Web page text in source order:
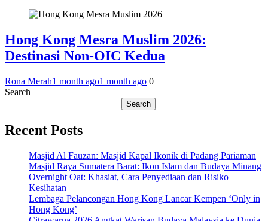
Hong Kong Mesra Muslim 2026:
Destinasi Non-OIC Kedua
Rona Merah1 month ago1 month ago 0
Search
Search
Recent Posts
Masjid Al Fauzan: Masjid Kapal Ikonik di Padang Pariaman
Masjid Raya Sumatera Barat: Ikon Islam dan Budaya Minang
Overnight Oat: Khasiat, Cara Penyediaan dan Risiko
Kesihatan
Lembaga Pelancongan Hong Kong Lancar Kempen ‘Only in
Hong Kong’